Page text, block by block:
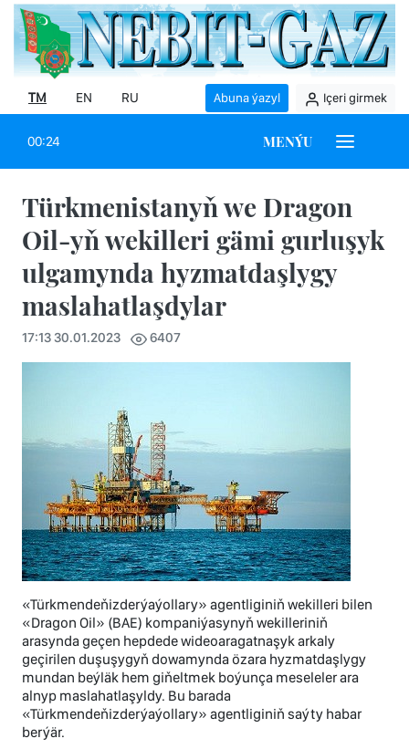
TM EN RU Abuna ýazyl Içeri girmek
00:24 MENÝU
Türkmenistanyň we Dragon
Oil-yň wekilleri gämi gurluşyk
ulgamynda hyzmatdaşlygy
maslahatlaşdylar
17:13 30.01.2023 6407
«Türkmendeňizderýaýollary» agentliginiň wekilleri bilen
«Dragon Oil» (BAE) kompaniýasynyň wekilleriniň
arasynda geçen hepdede wideoaragatnaşyk arkaly
geçirilen duşuşygyň dowamynda özara hyzmatdaşlygy
mundan beýläk hem giňeltmek boýunça meseleler ara
alnyp maslahatlaşyldy. Bu barada
«Türkmendeňizderýaýollary» agentliginiň saýty habar
berýär.